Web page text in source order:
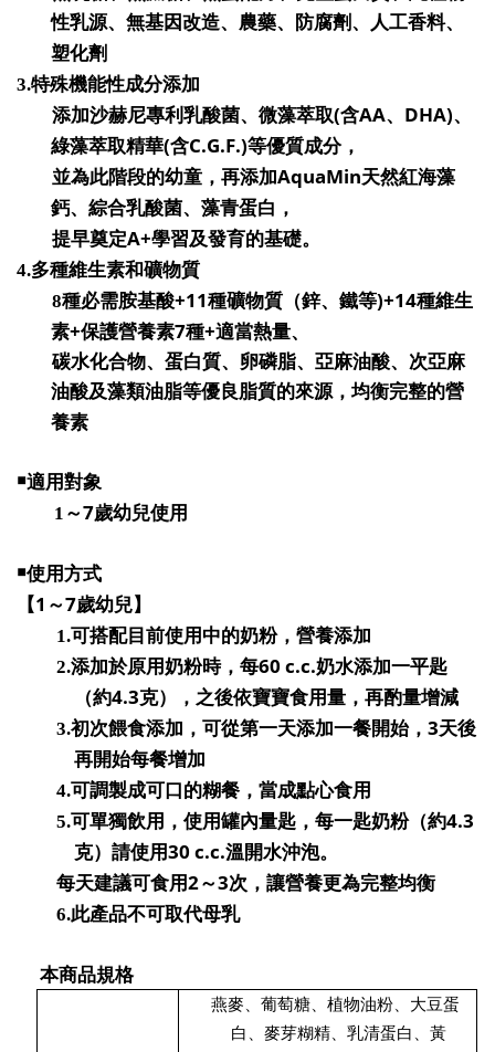
性乳源、無基因改造、農藥、防腐劑、人工香料、
塑化劑
3.特殊機能性成分添加
添加沙赫尼專利乳酸菌、微藻萃取(含AA、 DHA)、
綠藻萃取精華(含C.G.F.)等優質成分，
並為此階段的幼童，再添加AquaMin天然紅海藻
鈣、綜合乳酸菌、藻青蛋白，
提早奠定A+學習及發育的基礎。
4.多種維生素和礦物質
8種必需胺基酸+11種礦物質（鋅、鐵等)+14種維生
素+保護營養素7種+適當熱量、
碳水化合物、蛋白質、卵磷脂、亞麻油酸、次亞麻
油酸及藻類油脂等優良脂質的來源，均衡完整的營
養素
￭適用對象
1 ～7歲幼兒使用
￭使用方式
【1 ～7歲幼兒】
1.可搭配目前使用中的奶粉，營養添加
2.添加於原用奶粉時，每60 c.c.奶水添加一平匙
（約4.3克），之後依寶寶食用量，再酌量增減
3.初次餵食添加，可從第一天添加一餐開始， 3天後
再開始每餐增加
4.可調製成可口的糊餐，當成點心食用
5.可單獨飲用，使用罐內量匙，每一匙奶粉（約4.3
克）請使用30 c.c.溫開水沖泡。
每天建議可食用2～3次，讓營養更為完整均衡
6.此產品不可取代母乳
本商品規格
燕麥、葡萄糖、植物油粉、大豆蛋
白、麥芽糊精、乳清蛋白、黃